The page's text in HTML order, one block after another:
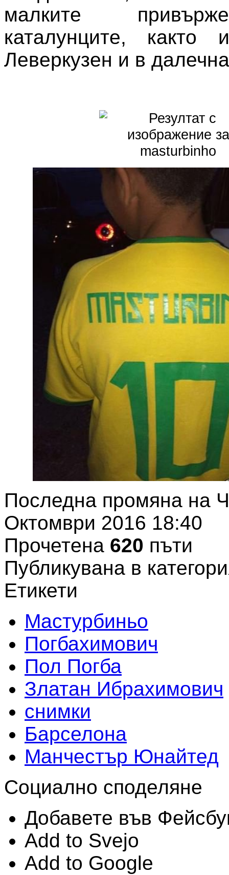
малките
каталунците,
Леверкузен и в
Последна промяна на
Октомври 2016 18:40
Прочетена 620 пъти
Публикувана в
Етикети
Мастурбиньо
Погбахимович
Пол Погба
Златан Ибрахимович
снимки
Барселона
Манчестър Юнайтед
Социално споделяне
Добавете във
Add to Svejo
Add to Google